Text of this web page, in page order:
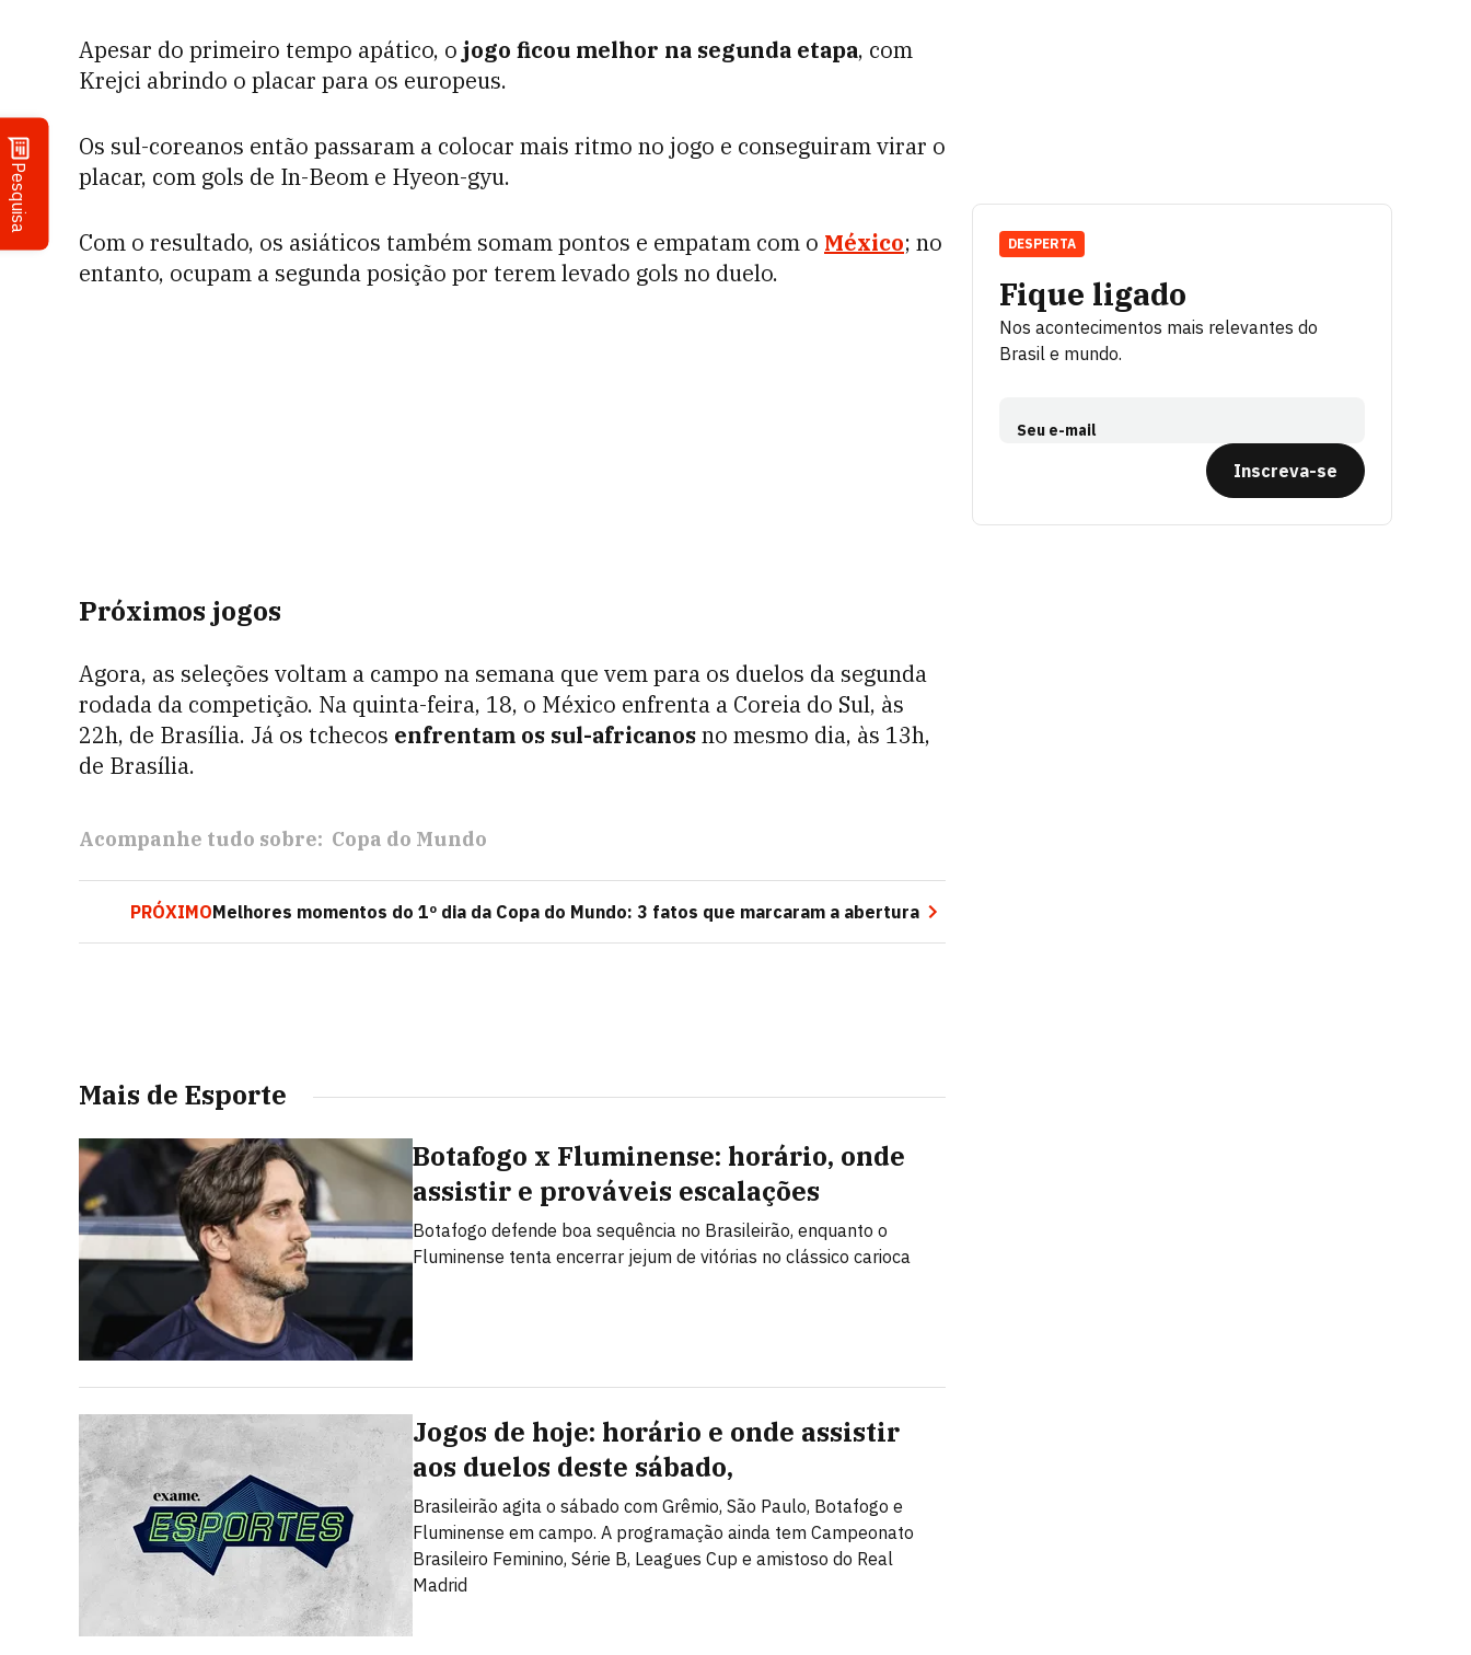
Pesquisa
Apesar do primeiro tempo apático, o jogo ficou melhor na segunda etapa, com
Krejci abrindo o placar para os europeus.
Os sul-coreanos então passaram a colocar mais ritmo no jogo e conseguiram virar o
placar, com gols de In-Beom e Hyeon-gyu.
Com o resultado, os asiáticos também somam pontos e empatam com o México; no
entanto, ocupam a segunda posição por terem levado gols no duelo.
Próximos jogos
Agora, as seleções voltam a campo na semana que vem para os duelos da segunda
rodada da competição. Na quinta-feira, 18, o México enfrenta a Coreia do Sul, às
22h, de Brasília. Já os tchecos enfrentam os sul-africanosno mesmo dia, às 13h,
de Brasília.
Acompanhe tudo sobre: Copa do Mundo
PRÓXIMOMelhores momentos do 1º dia da Copa do Mundo: 3 fatos que marcaram a abertura
Mais de Esporte
Botafogo x Fluminense: horário, onde
assistir e prováveis escalações
Botafogo defende boa sequência no Brasileirão, enquanto o
Fluminense tenta encerrar jejum de vitórias no clássico carioca
Jogos de hoje: horário e onde assistir
aos duelos deste sábado,
Brasileirão agita o sábado com Grêmio, São Paulo, Botafogo e
Fluminense em campo. A programação ainda tem Campeonato
Brasileiro Feminino, Série B, Leagues Cup e amistoso do Real
Madrid
Fique ligado
Nos acontecimentos mais relevantes do
Brasil e mundo.
Seu e-mail
Inscreva-se
DESPERTA